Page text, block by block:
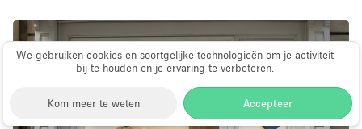
We gebruiken cookies en soortgelijke technologieën om je activiteit
bij te houden en je ervaring te verbeteren.
Kom meer te weten Accepteer